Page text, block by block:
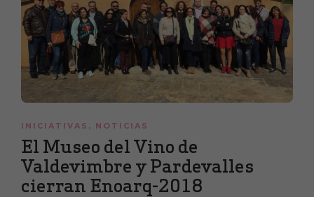
INICIATIVAS , NOTICIAS
El Museo del Vino de
Valdevimbre y Pardevalles
cierran Enoarq-2018